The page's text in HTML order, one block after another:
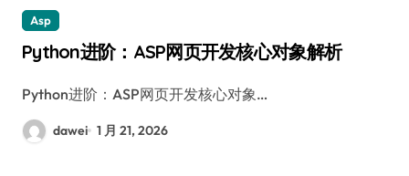
Asp
Python进阶：ASP网页开发核心对象解析
Python进阶：ASP网页开发核心对象…
dawei 1 月 21, 2026